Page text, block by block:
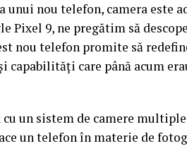
unui nou telefon, camera este
Pixel 9, ne pregătim să
nou telefon promite să
care până acum
un sistem de camere
un telefon în materie de